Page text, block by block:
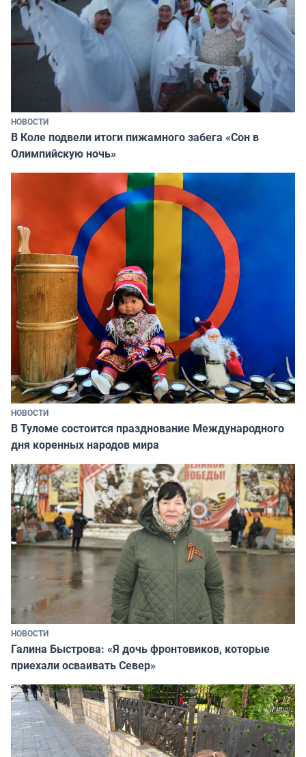
НОВОСТИ
В Коле подвели итоги пижамного забега «Сон в
Олимпийскую ночь»
НОВОСТИ
В Туломе состоится празднование Международного
дня коренных народов мира
НОВОСТИ
Галина Быстрова: «Я дочь фронтовиков, которые
приехали осваивать Север»